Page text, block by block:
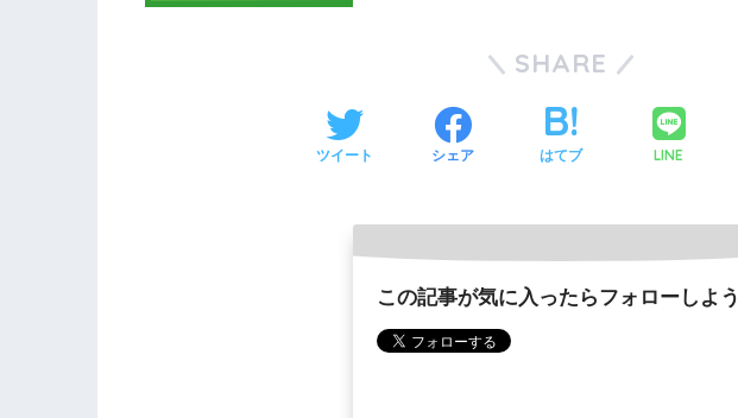
SHARE
ツイート シェア はてブ LINE
この記事が気に入ったらフォローしよう